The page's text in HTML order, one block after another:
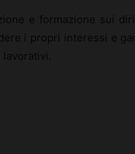
e formazione sui
i propri interessi e